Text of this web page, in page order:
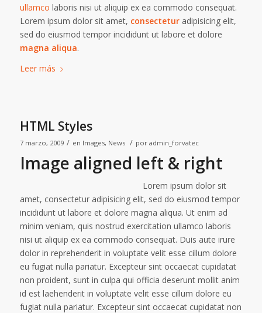
ullamco laboris nisi ut aliquip ex ea commodo consequat.
Lorem ipsum dolor sit amet, consecteturadipisicing elit,
sed do eiusmod tempor incididunt ut labore et dolore
magna aliqua.
Leer más
HTML Styles
7 marzo, 2009 / en Images, News / por admin_forvatec
Image aligned left & right
Lorem ipsum dolor sit
amet, consectetur adipisicing elit, sed do eiusmod tempor
incididunt ut labore et dolore magna aliqua. Ut enim ad
minim veniam, quis nostrud exercitation ullamco laboris
nisi ut aliquip ex ea commodo consequat. Duis aute irure
dolor in reprehenderit in voluptate velit esse cillum dolore
eu fugiat nulla pariatur. Excepteur sint occaecat cupidatat
non proident, sunt in culpa qui officia deserunt mollit anim
id est laehenderit in voluptate velit esse cillum dolore eu
fugiat nulla pariatur. Excepteur sint occaecat cupidatat non